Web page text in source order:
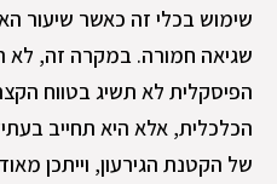
שימוש בכלי זה כאשר שיעור
שגיאה חמורה. במקרה זה,
הפיסקלית לא תשיג בטווח
הכלכלית, אלא היא תחייב
של הקטנת הגירעון, וייתכן